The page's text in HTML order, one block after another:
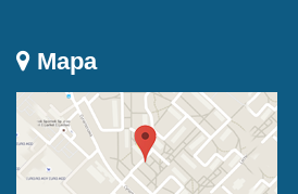
Mapa